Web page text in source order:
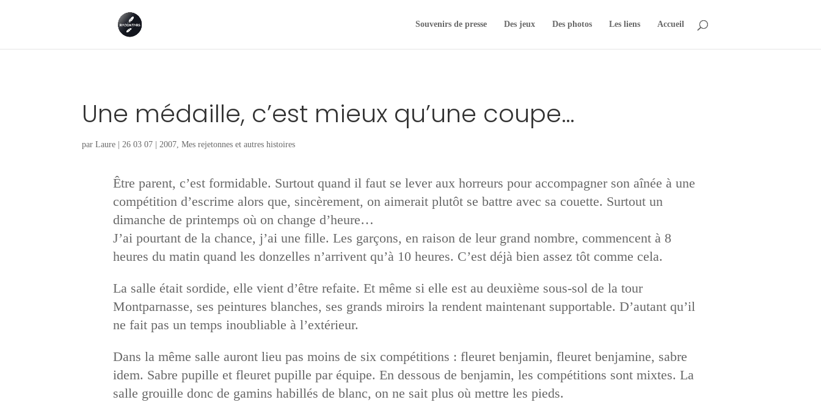
Souvenirs de presse Des jeux Des photos Les liens Accueil
Une médaille, c’est mieux qu’une coupe…
parLaure | 26 03 07 | 2007 ,Mes rejetonnes et autres histoires
Être parent, c’est formidable. Surtout quand il faut se lever aux horreurs pour accompagner son aînée à une
compétition d’escrime alors que, sincèrement, on aimerait plutôt se battre avec sa couette. Surtout un
dimanche de printemps où on change d’heure…
J’ai pourtant de la chance, j’ai une fille. Les garçons, en raison de leur grand nombre, commencent à 8
heures du matin quand les donzelles n’arrivent qu’à 10 heures. C’est déjà bien assez tôt comme cela.
La salle était sordide, elle vient d’être refaite. Et même si elle est au deuxième sous-sol de la tour
Montparnasse, ses peintures blanches, ses grands miroirs la rendent maintenant supportable. D’autant qu’il
ne fait pas un temps inoubliable à l’extérieur.
Dans la même salle auront lieu pas moins de six compétitions : fleuret benjamin, fleuret benjamine, sabre
idem. Sabre pupille et fleuret pupille par équipe. En dessous de benjamin, les compétitions sont mixtes. La
salle grouille donc de gamins habillés de blanc, on ne sait plus où mettre les pieds.